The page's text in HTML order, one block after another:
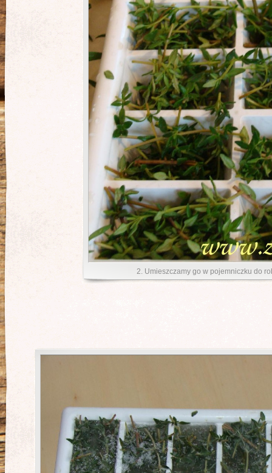
2. Umieszczamy go w pojemniczku do